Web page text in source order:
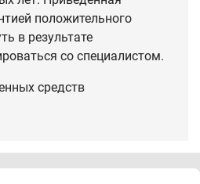
положительного
в результате
со специалистом.
средств